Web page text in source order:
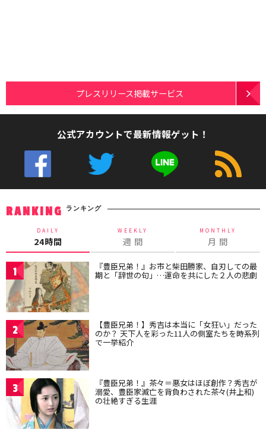
プレスリリース掲載サービス
公式アカウントで最新情報ゲット！
RANKING ランキング
DAILY
24時間
WEEKLY
週 間
MONTHLY
月 間
1 『豊臣兄弟！』お市と柴田勝家、自刃しての最
期と「辞世の句」…運命を共にした２人の悲劇
2 【豊臣兄弟！】秀吉は本当に「女狂い」だった
のか？ 天下人を彩った11人の側室たちを時系列
で一挙紹介
3 『豊臣兄弟！』茶々＝悪女はほぼ創作？秀吉が
溺愛、豊臣家滅亡を背負わされた茶々(井上和)
の壮絶すぎる生涯